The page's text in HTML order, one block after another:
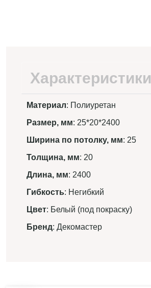
Характеристики
Материал: Полиуретан
Размер, мм: 25*20*2400
Ширина по потолку, мм: 25
Толщина, мм: 20
Длина, мм: 2400
Гибкость: Негибкий
Цвет: Белый (под покраску)
Бренд: Декомастер